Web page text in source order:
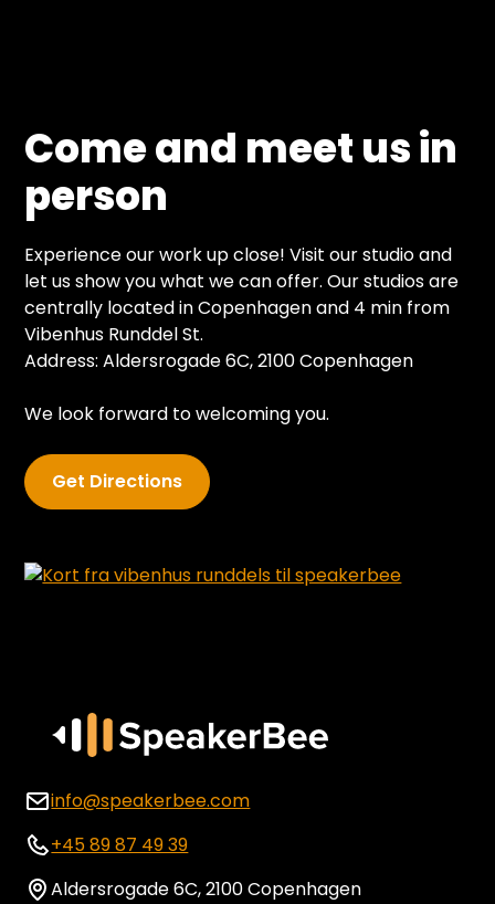
Come and meet us in
person
Experience our work up close! Visit our studio and
let us show you what we can offer. Our studios are
centrally located in Copenhagen and 4 min from
Vibenhus Runddel St.
Address: Aldersrogade 6C, 2100 Copenhagen
We look forward to welcoming you.
Get Directions
info@speakerbee.com
+45 89 87 49 39
Aldersrogade 6C, 2100 Copenhagen